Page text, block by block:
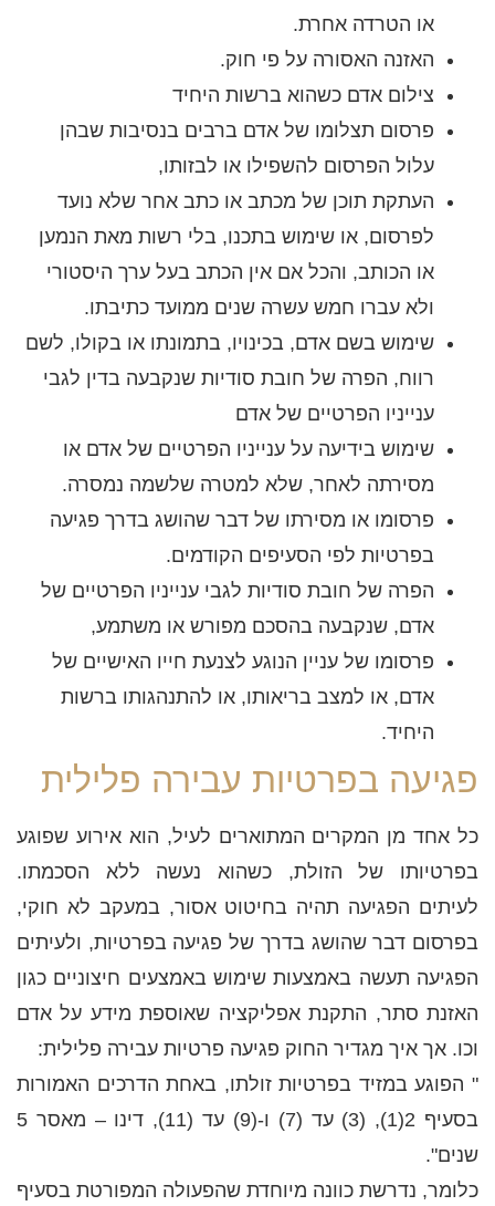
או הטרדה אחרת.
האזנה האסורה על פי חוק.
צילום אדם כשהוא ברשות היחיד
פרסום תצלומו של אדם ברבים בנסיבות שבהן
עלול הפרסום להשפילו או לבזותו,
העתקת תוכן של מכתב או כתב אחר שלא נועד
לפרסום, או שימוש בתכנו, בלי רשות מאת הנמען
או הכותב, והכל אם אין הכתב בעל ערך היסטורי
ולא עברו חמש עשרה שנים ממועד כתיבתו.
שימוש בשם אדם, בכינויו, בתמונתו או בקולו, לשם
רווח, הפרה של חובת סודיות שנקבעה בדין לגבי
ענייניו הפרטיים של אדם
שימוש בידיעה על ענייניו הפרטיים של אדם או
מסירתה לאחר, שלא למטרה שלשמה נמסרה.
פרסומו או מסירתו של דבר שהושג בדרך פגיעה
בפרטיות לפי הסעיפים הקודמים.
הפרה של חובת סודיות לגבי ענייניו הפרטיים של
אדם, שנקבעה בהסכם מפורש או משתמע,
פרסומו של עניין הנוגע לצנעת חייו האישיים של
אדם, או למצב בריאותו, או להתנהגותו ברשות
היחיד.
פגיעה בפרטיות עבירה פלילית
כל אחד מן המקרים המתוארים לעיל, הוא אירוע שפוגע
בפרטיותו של הזולת, כשהוא נעשה ללא הסכמתו.
לעיתים הפגיעה תהיה בחיטוט אסור, במעקב לא חוקי,
בפרסום דבר שהושג בדרך של פגיעה בפרטיות, ולעיתים
הפגיעה תעשה באמצעות שימוש באמצעים חיצוניים כגון
האזנת סתר, התקנת אפליקציה שאוספת מידע על אדם
וכו. אך איך מגדיר החוק פגיעה פרטיות עבירה פלילית:
" הפוגע במזיד בפרטיות זולתו, באחת הדרכים האמורות
בסעיף 2(1), (3) עד (7) ו-(9) עד (11), דינו – מאסר 5
שנים".
כלומר, נדרשת כוונה מיוחדת שהפעולה המפורטת בסעיף